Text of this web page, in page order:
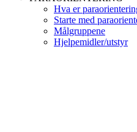
Hva er
Starte med
Målgruppene
Hjelpemidler/utstyr